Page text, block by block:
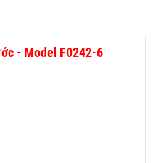
- Model F0242-6